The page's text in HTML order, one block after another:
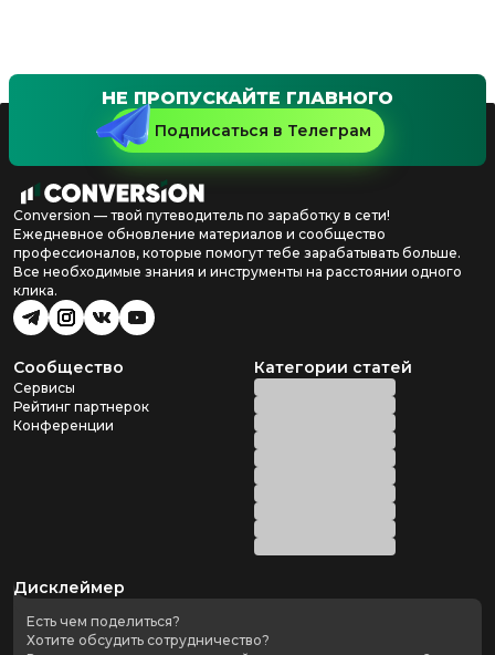
НЕ ПРОПУСКАЙТЕ ГЛАВНОГО
Подписаться в Телеграм
Conversion — твой путеводитель по заработку в сети!
Ежедневное обновление материалов и сообщество
профессионалов, которые помогут тебе зарабатывать больше.
Все необходимые знания и инструменты на расстоянии одного
клика.
Сообщество
Сервисы
Рейтинг партнерок
Конференции
Категории статей
Дисклеймер
Есть чем поделиться?
Хотите обсудить сотрудничество?